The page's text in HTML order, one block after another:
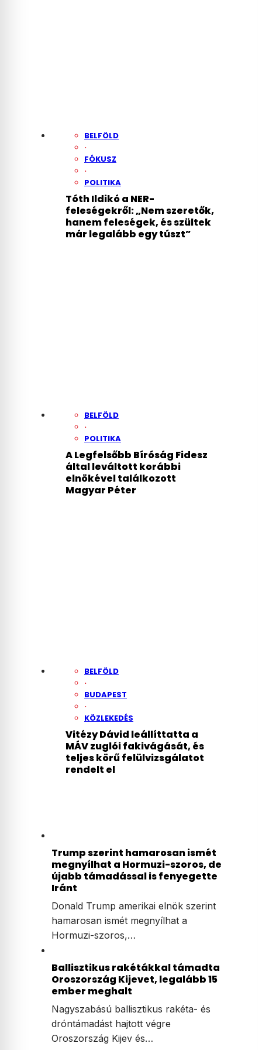
BELFÖLD
·
FÓKUSZ
·
POLITIKA
Tóth Ildikó a NER-
feleségekről: „Nem szeretők,
hanem feleségek, és szültek
már legalább egy túszt”
BELFÖLD
·
POLITIKA
A Legfelsőbb Bíróság Fidesz
által leváltott korábbi
elnökével találkozott
Magyar Péter
BELFÖLD
·
BUDAPEST
·
KÖZLEKEDÉS
Vitézy Dávid leállíttatta a
MÁV zuglói fakivágását, és
teljes körű felülvizsgálatot
rendelt el
Trump szerint hamarosan ismét
megnyílhat a Hormuzi-szoros, de
újabb támadással is fenyegette
Iránt
Donald Trump amerikai elnök szerint
hamarosan ismét megnyílhat a
Hormuzi-szoros,…
Ballisztikus rakétákkal támadta
Oroszország Kijevet, legalább 15
ember meghalt
Nagyszabású ballisztikus rakéta- és
dróntámadást hajtott végre
Oroszország Kijev és…